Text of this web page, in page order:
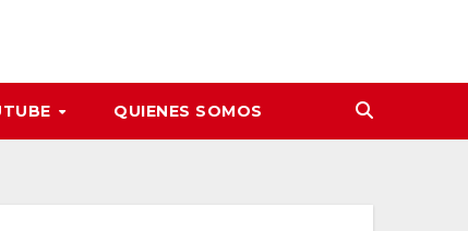
QUIENES SOMOS